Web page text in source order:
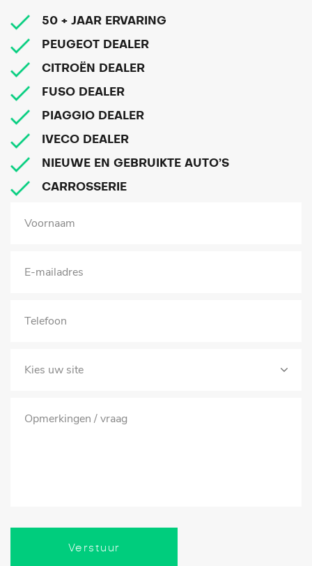
50 + JAAR ERVARING
PEUGEOT DEALER
CITROËN DEALER
FUSO DEALER
PIAGGIO DEALER
IVECO DEALER
NIEUWE EN GEBRUIKTE AUTO’S
CARROSSERIE
Verstuur